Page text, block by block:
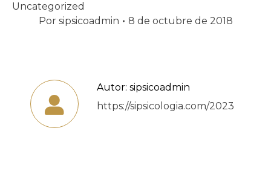
Uncategorized
Por sipsicoadmin 8 de octubre de 2018
Autor: sipsicoadmin
https://sipsicologia.com/2023